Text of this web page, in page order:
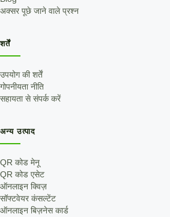
अक्सर पूछे जाने वाले प्रश्न
शर्तें
उपयोग की शर्तें
गोपनीयता नीति
सहायता से संपर्क करें
अन्य उत्पाद
QR कोड मेनू
QR कोड एसेट
ऑनलाइन क्विज़
सॉफ्टवेयर कंसल्टेंट
ऑनलाइन बिज़नेस कार्ड